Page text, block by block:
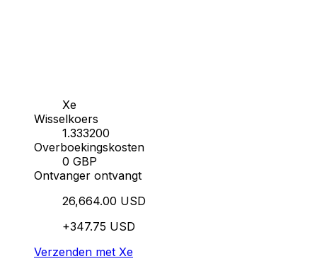
Xe
Wisselkoers
1.333200
Overboekingskosten
0 GBP
Ontvanger ontvangt
26,664.00 USD
+347.75 USD
Verzenden met Xe